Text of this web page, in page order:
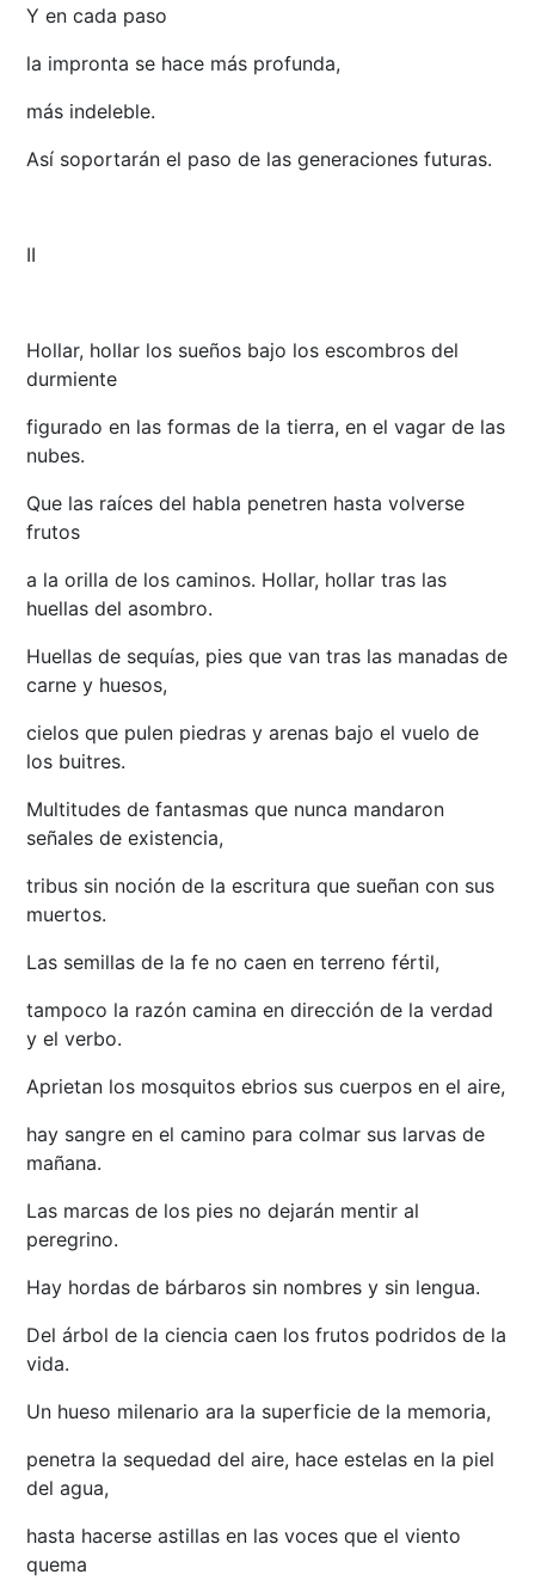
Y en cada paso
la impronta se hace más profunda,
más indeleble.
Así soportarán el paso de las generaciones futuras.
II
Hollar, hollar los sueños bajo los escombros del
durmiente
figurado en las formas de la tierra, en el vagar de las
nubes.
Que las raíces del habla penetren hasta volverse
frutos
a la orilla de los caminos. Hollar, hollar tras las
huellas del asombro.
Huellas de sequías, pies que van tras las manadas de
carne y huesos,
cielos que pulen piedras y arenas bajo el vuelo de
los buitres.
Multitudes de fantasmas que nunca mandaron
señales de existencia,
tribus sin noción de la escritura que sueñan con sus
muertos.
Las semillas de la fe no caen en terreno fértil,
tampoco la razón camina en dirección de la verdad
y el verbo.
Aprietan los mosquitos ebrios sus cuerpos en el aire,
hay sangre en el camino para colmar sus larvas de
mañana.
Las marcas de los pies no dejarán mentir al
peregrino.
Hay hordas de bárbaros sin nombres y sin lengua.
Del árbol de la ciencia caen los frutos podridos de la
vida.
Un hueso milenario ara la superficie de la memoria,
penetra la sequedad del aire, hace estelas en la piel
del agua,
hasta hacerse astillas en las voces que el viento
quema